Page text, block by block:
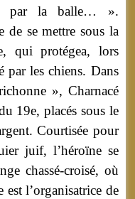
par la balle… ».
de se mettre sous la
qui protégea, lors
par les chiens. Dans
», Charnacé
19e, placés sous le
Courtisée pour
juif, l’héroïne se
chassé-croisé, où
l’organisatrice de